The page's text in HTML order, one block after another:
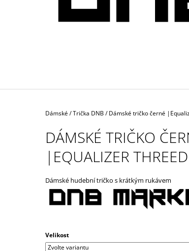
Domů
Dámské/Trička DNB / Dámské tričko černé
DÁMSKÉ TRIČKO
|EQUALIZER
Dámské hudební tričko s krátkým rukávem
Velikost
STRIPES ČERNÉ / BÍLÉ